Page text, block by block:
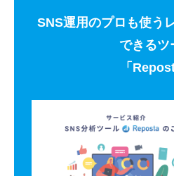
SNS運用のプロも使う
できるツ
「